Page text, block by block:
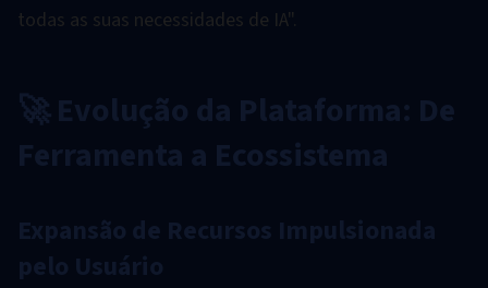
todas as suas necessidades de IA".
🚀 Evolução da Plataforma: De
Ferramenta a Ecossistema
Expansão de Recursos Impulsionada
pelo Usuário